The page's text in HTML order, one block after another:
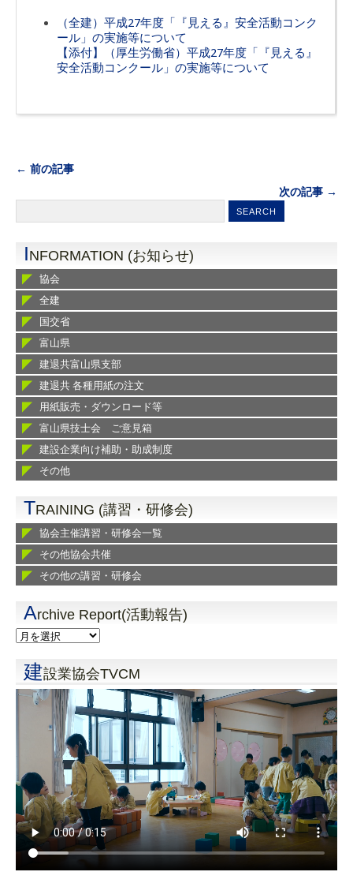
（全建）平成27年度「『見える』安全活動コンク
ール」の実施等について
【添付】（厚生労働省）平成27年度「『見える』
安全活動コンクール」の実施等について
← 前の記事
次の記事 →
INFORMATION (お知らせ)
協会
全建
国交省
富山県
建退共富山県支部
建退共 各種用紙の注文
用紙販売・ダウンロード等
富山県技士会 ご意見箱
建設企業向け補助・助成制度
その他
TRAINING (講習・研修会)
協会主催講習・研修会一覧
その他協会共催
その他の講習・研修会
Archive Report(活動報告)
建設業協会TVCM